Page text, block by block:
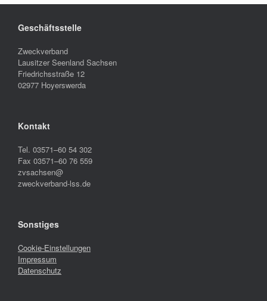
Geschäftsstelle
Zweckverband
Lausitzer Seenland Sachsen
Friedrichsstraße 12
02977 Hoyerswerda
Kontakt
Tel. 03571–60 54 302
Fax 03571–60 76 559
zvsachsen@
zweckverband-lss.de
Sonstiges
Cookie-Einstellungen
Impressum
Datenschutz